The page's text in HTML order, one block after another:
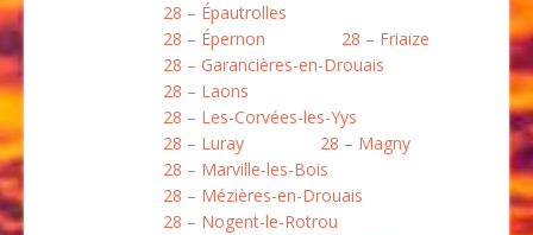
28 – Épautrolles
28 – Épernon
28 – Friaize
28 – Garancières-en-Drouais
28 – Laons
28 – Les-Corvées-les-Yys
28 – Luray
28 – Magny
28 – Marville-les-Bois
28 – Mézières-en-Drouais
28 – Nogent-le-Rotrou